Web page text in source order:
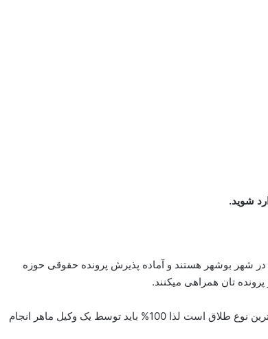
شوید.
در شهر بوشهر هستند و آماده پذیرش پرونده حقوقی حوزه
تان همراهی میکنند.
طلاق از طرف زوجه سخت ترین نوع طلاق است لذا 100% باید توسط یک وکیل ماهر انجام